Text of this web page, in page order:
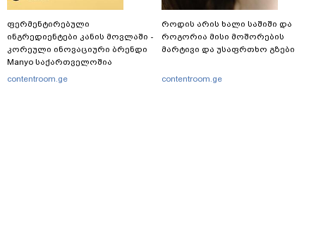
ფერმენტირებული
ინგრედიენტები კანის მოვლაში -
კორეული ინოვაციური ბრენდი
Manyo საქართველოშია
contentroom.ge
როდის არის ხალი საშიში და
როგორია მისი მოშორების
მარტივი და უსაფრთხო გზები
contentroom.ge